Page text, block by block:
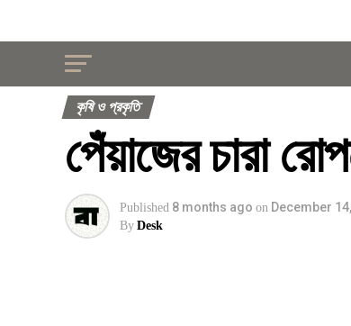
কৃষি ও প্রকৃতি
পেঁয়াজের চারা
Published 8 months ago on December
By Desk